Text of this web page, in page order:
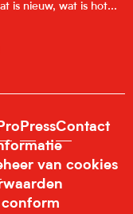
is nieuw, wat is hot...
Pro PressContact
van cookies
conform